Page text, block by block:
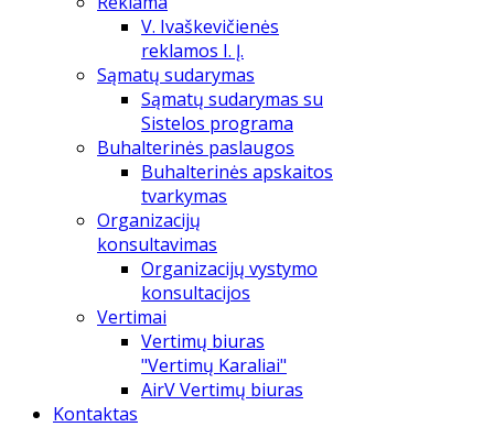
V. Ivaškevičienės
reklamos I. Į.
Sąmatų sudarymas
Sąmatų sudarymas su
Sistelos programa
Buhalterinės paslaugos
Buhalterinės apskaitos
tvarkymas
Organizacijų
konsultavimas
Organizacijų vystymo
konsultacijos
Vertimai
Vertimų biuras
"Vertimų Karaliai"
AirV Vertimų biuras
Kontaktas